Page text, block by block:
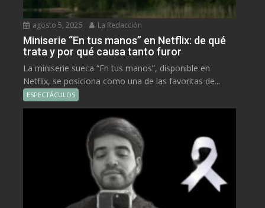
agosto 5, 2026 La Redacción
Miniserie “En tus manos” en Netflix: de qué
trata y por qué causa tanto furor
La miniserie sueca “En tus manos”, disponible en
Netflix, se posiciona como una de las favoritas de...
ESPECTÁCULOS